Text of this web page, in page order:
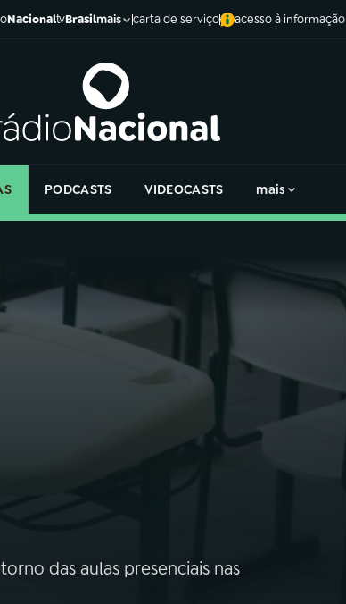
NacionaltvBrasilmais carta de serviço acesso à informação
PODCASTS VIDEOCASTS mais
das aulas presenciais nas